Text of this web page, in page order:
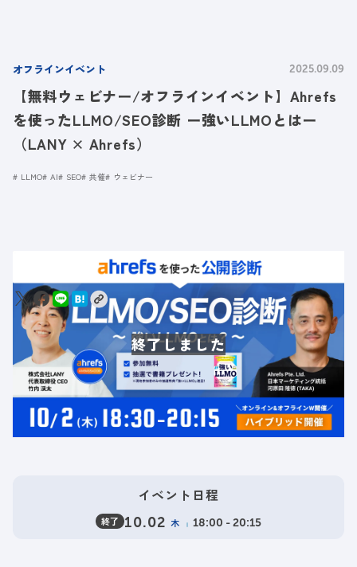
オフラインイベント 2025.09.09
【無料ウェビナー/オフラインイベント】Ahrefs
を使ったLLMO/SEO診断 ー強いLLMOとはー
（LANY × Ahrefs）
LLMO AI SEO 共催 ウェビナー
イベント日程
終了 10.02 木 18:00 - 20:15